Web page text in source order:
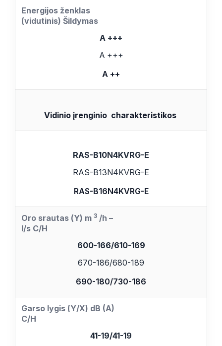
Energijos ženklas
(vidutinis) Šildymas
A +++
A +++
A ++
Vidinio įrenginio charakteristikos
RAS-B10N4KVRG-E
RAS-B13N4KVRG-E
RAS-B16N4KVRG-E
Oro srautas (Υ) m 3 /h –
l/s C/H
600-166/610-169
670-186/680-189
690-180/730-186
Garso lygis (Υ/Χ) dB (A)
C/H
41-19/41-19